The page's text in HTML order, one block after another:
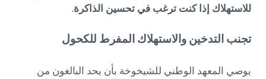
للاستهلاك إذا كنت ترغب في تحسين الذاكرة.
تجنب التدخين والاستهلاك المفرط للكحول
يوصي المعهد الوطني للشيخوخة بأن يحد البالغون من